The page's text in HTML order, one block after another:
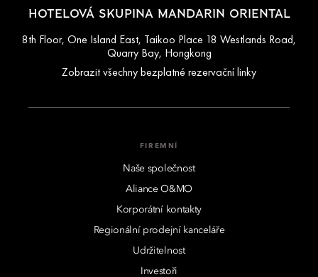
HOTELOVÁ SKUPINA MANDARIN ORIENTAL
8th Floor, One Island East, Taikoo Place 18 Westlands Road,
Quarry Bay, Hongkong
Zobrazit všechny bezplatné rezervační linky
FIREMNÍ
Naše společnost
Aliance O&MO
Korporátní kontakty
Regionální prodejní kanceláře
Udržitelnost
Investoři